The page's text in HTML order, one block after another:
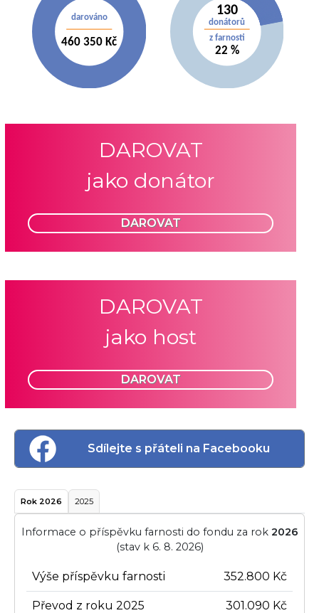
DAROVAT
jako donátor
DAROVAT
DAROVAT
jako host
DAROVAT
Sdílejte s přáteli na Facebooku
Rok 2026 2025
Informace o příspěvku farnosti do fondu za rok 2026
(stav k 6. 8. 2026)
Výše příspěvku farnosti 352.800 Kč
Převod z roku 2025 301.090 Kč